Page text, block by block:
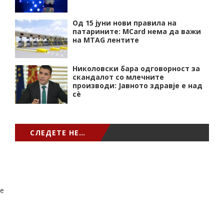
Од 15 јуни нови правила на
патарините: MCard нема да важи
на MTAG лентите
Николовски бара одговорност за
скандалот со млечните
производи: Јавното здравје е над
сѐ
СЛЕДЕТЕ НЕ…
e